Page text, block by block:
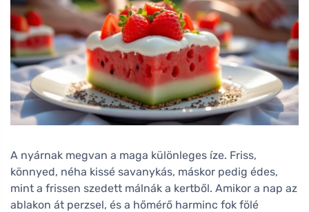
A nyárnak megvan a maga különleges íze. Friss,
könnyed, néha kissé savanykás, máskor pedig édes,
mint a frissen szedett málnák a kertből. Amikor a nap az
ablakon át perzsel, és a hőmérő harminc fok fölé